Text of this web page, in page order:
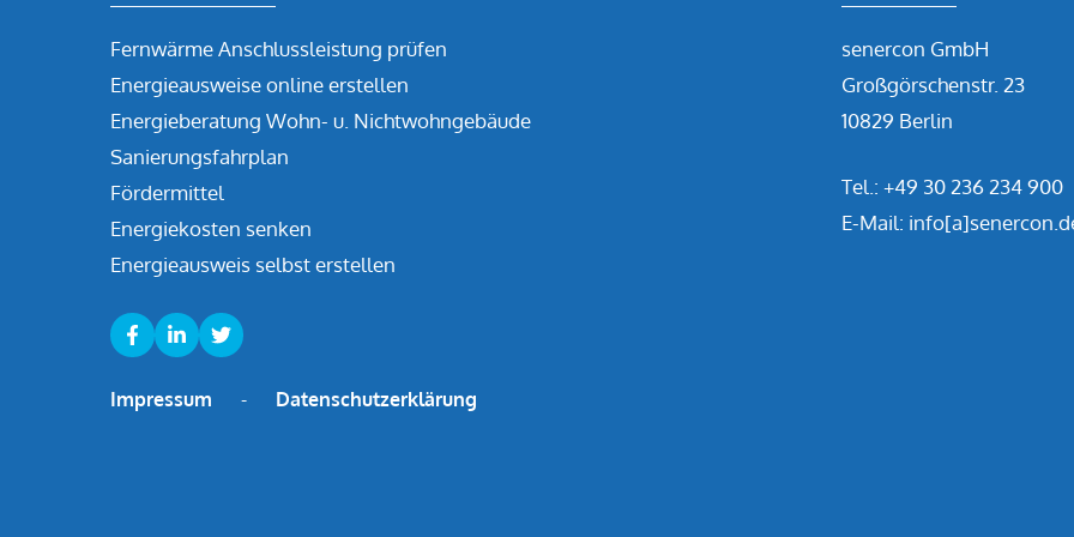
Fernwärme Anschlussleistung prüfen
Energieausweise online erstellen
Energieberatung Wohn- u. Nichtwohngebäude
Sanierungsfahrplan
Fördermittel
Energiekosten senken
Energieausweis selbst erstellen
senercon GmbH
Großgörschenstr. 23
10829 Berlin
Tel.: +49 30 236 234 900
E-Mail:
Impressum - Datenschutzerklärung